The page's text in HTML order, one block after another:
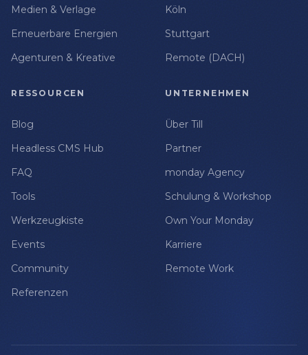
Medien & Verlage
Erneuerbare Energien
Agenturen & Kreative
Köln
Stuttgart
Remote (DACH)
RESSOURCEN
Blog
Headless CMS Hub
FAQ
Tools
Werkzeugkiste
Events
Community
Referenzen
UNTERNEHMEN
Über Till
Partner
monday Agency
Schulung & Workshop
Own Your Monday
Karriere
Remote Work